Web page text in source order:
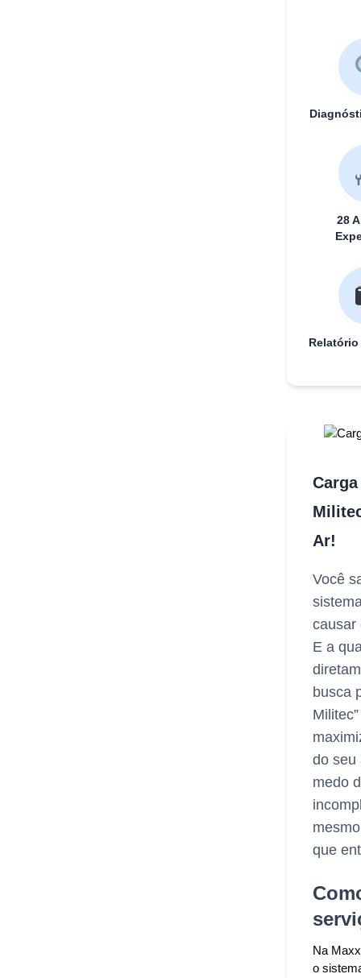
28
Ar!
Você
causar
E a
busca
do seu
medo
que
Na
o